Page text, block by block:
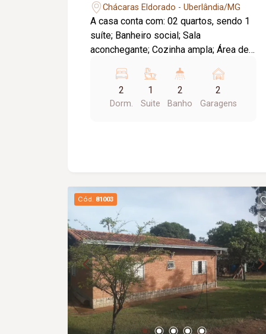
Chácaras Eldorado - Uberlândia/MG
A casa conta com: 02 quartos, sendo 1
suíte; Banheiro social; Sala
aconchegante; Cozinha ampla; Área de
coberta para 02 carros; Varanda com
churrasqueira, ideal para momentos de
lazer. O terreno é um verdadeiro
2
Dorm.
1
Suite
2
Banho
2
Garagens
Cód. 81003